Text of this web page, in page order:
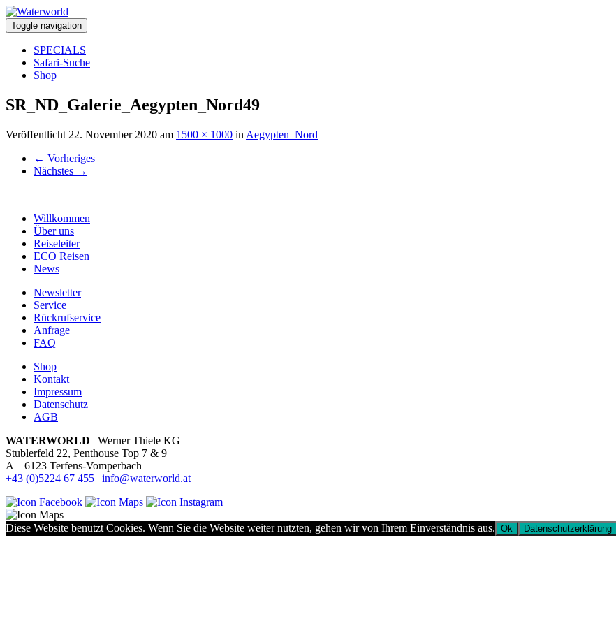
Toggle navigation
SPECIALS
Safari-Suche
Shop
SR_ND_Galerie_Aegypten_Nord49
Veröffentlicht 22. November 2020 am 1500 × 1000 in Aegypten_Nord
← Vorheriges
Nächstes →
Willkommen
Über uns
Reiseleiter
ECO Reisen
News
Newsletter
Service
Rückrufservice
Anfrage
FAQ
Shop
Kontakt
Impressum
Datenschutz
AGB
WATERWORLD | Werner Thiele KG
Stublerfeld 22, Penthouse Top 7 & 9
A – 6123 Terfens-Vomperbach
+43 (0)5224 67 455 | info@waterworld.at
Diese Website benutzt Cookies. Wenn Sie die Website weiter nutzten, gehen wir von Ihrem Einverständnis aus. Ok Datenschutzerklärung